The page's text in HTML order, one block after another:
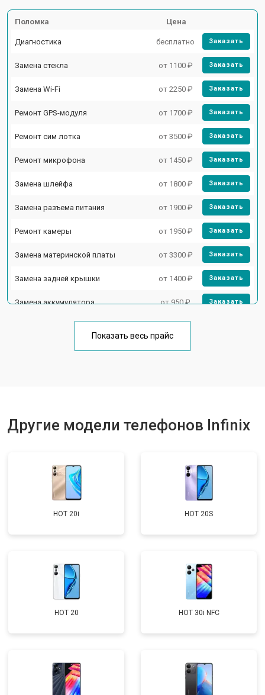
Поломка Цена
Диагностика бесплатно Заказать
Замена стекла от 1100 ₽ Заказать
Замена Wi-Fi от 2250 ₽ Заказать
Ремонт GPS-модуля от 1700 ₽ Заказать
Ремонт сим лотка от 3500 ₽ Заказать
Ремонт микрофона от 1450 ₽ Заказать
Замена шлейфа от 1800 ₽ Заказать
Замена разъема питания от 1900 ₽ Заказать
Ремонт камеры от 1950 ₽ Заказать
Замена материнской платы от 3300 ₽ Заказать
Замена задней крышки от 1400 ₽ Заказать
Замена аккумулятора от 950 ₽ Заказать
Ремонт цепи питания от 3200 ₽
Показать весь прайс
Другие модели телефонов Infinix
HOT 20i HOT 20S
HOT 20 HOT 30i NFC